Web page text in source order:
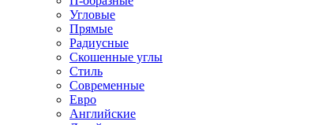
Угловые
Прямые
Радиусные
Скошенные углы
Стиль
Современные
Евро
Английские